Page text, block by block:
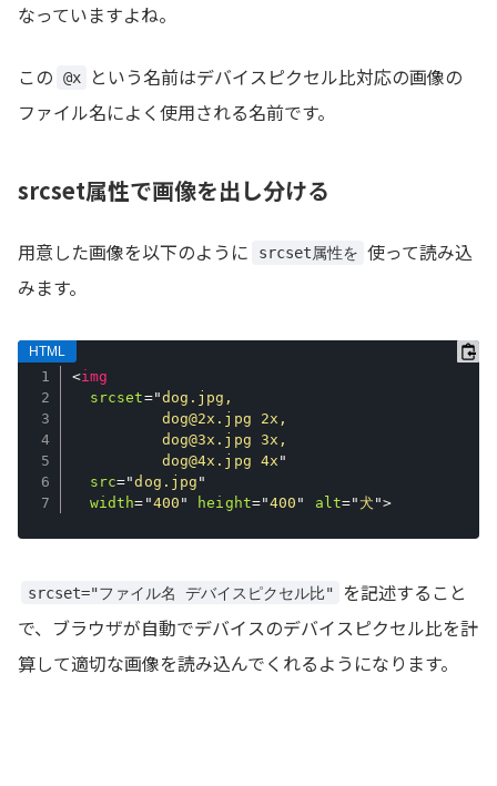
なっていますよね。
この @x
という名前はデバイスピクセル比対応の画像の
ファイル名によく使用される名前です。
srcset属性で画像を出し分ける
用意した画像を以下のように srcset属性を 使って読み込
みます。
<img
srcset="dog.jpg,
          dog@2x.jpg 2x,
          dog@3x.jpg 3x,
          dog@4x.jpg 4x
"
src="dog.jpg "
width= "400 " height="400 " alt="犬 ">
srcset="ファイル名 デバイスピクセル比"
を記述すること
で、ブラウザが自動でデバイスのデバイスピクセル比を計
算して適切な画像を読み込んでくれるようになります。